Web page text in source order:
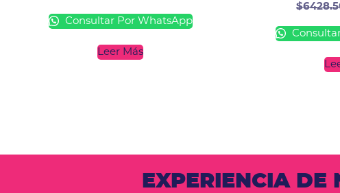
Consultar Por WhatsApp
Leer Más
$
EXPERIENCIA